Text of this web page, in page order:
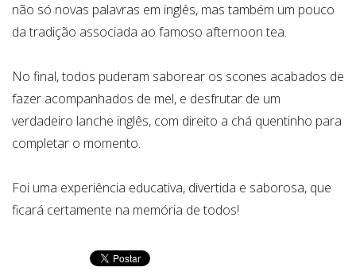
não só novas palavras em inglês, mas também um pouco
da tradição associada ao famoso afternoon tea.
No final, todos puderam saborear os scones acabados de
fazer acompanhados de mel, e desfrutar de um
verdadeiro lanche inglês, com direito a chá quentinho para
completar o momento.
Foi uma experiência educativa, divertida e saborosa, que
ficará certamente na memória de todos!